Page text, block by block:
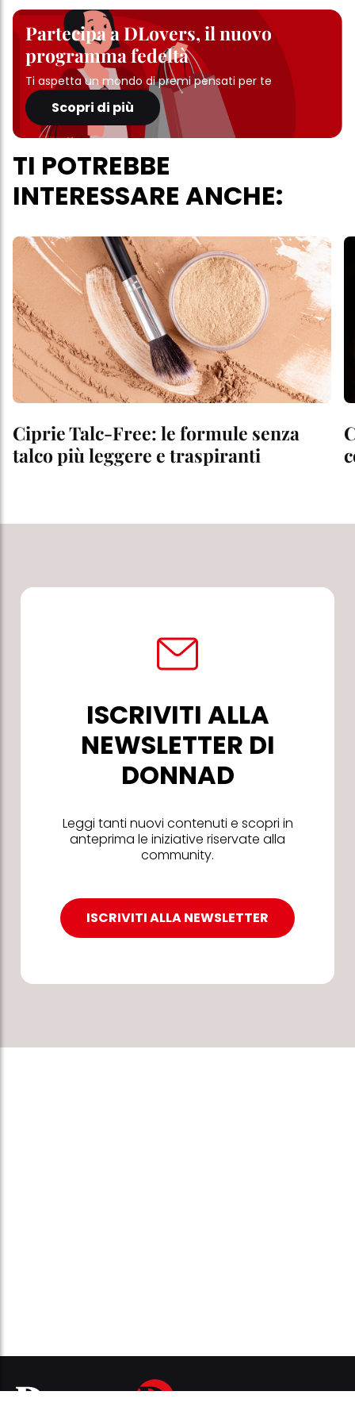
Partecipa a DLovers, il nuovo
programma fedeltà
Ti aspetta un mondo di premi pensati per te
Scopri di più
TI POTREBBE
INTERESSARE ANCHE:
Ciprie Talc-Free: le formule senza
talco più leggere e traspiranti
ISCRIVITI ALLA
NEWSLETTER DI
DONNAD
Leggi tanti nuovi contenuti e scopri in
anteprima le iniziative riservate alla
community.
ISCRIVITI ALLA NEWSLETTER